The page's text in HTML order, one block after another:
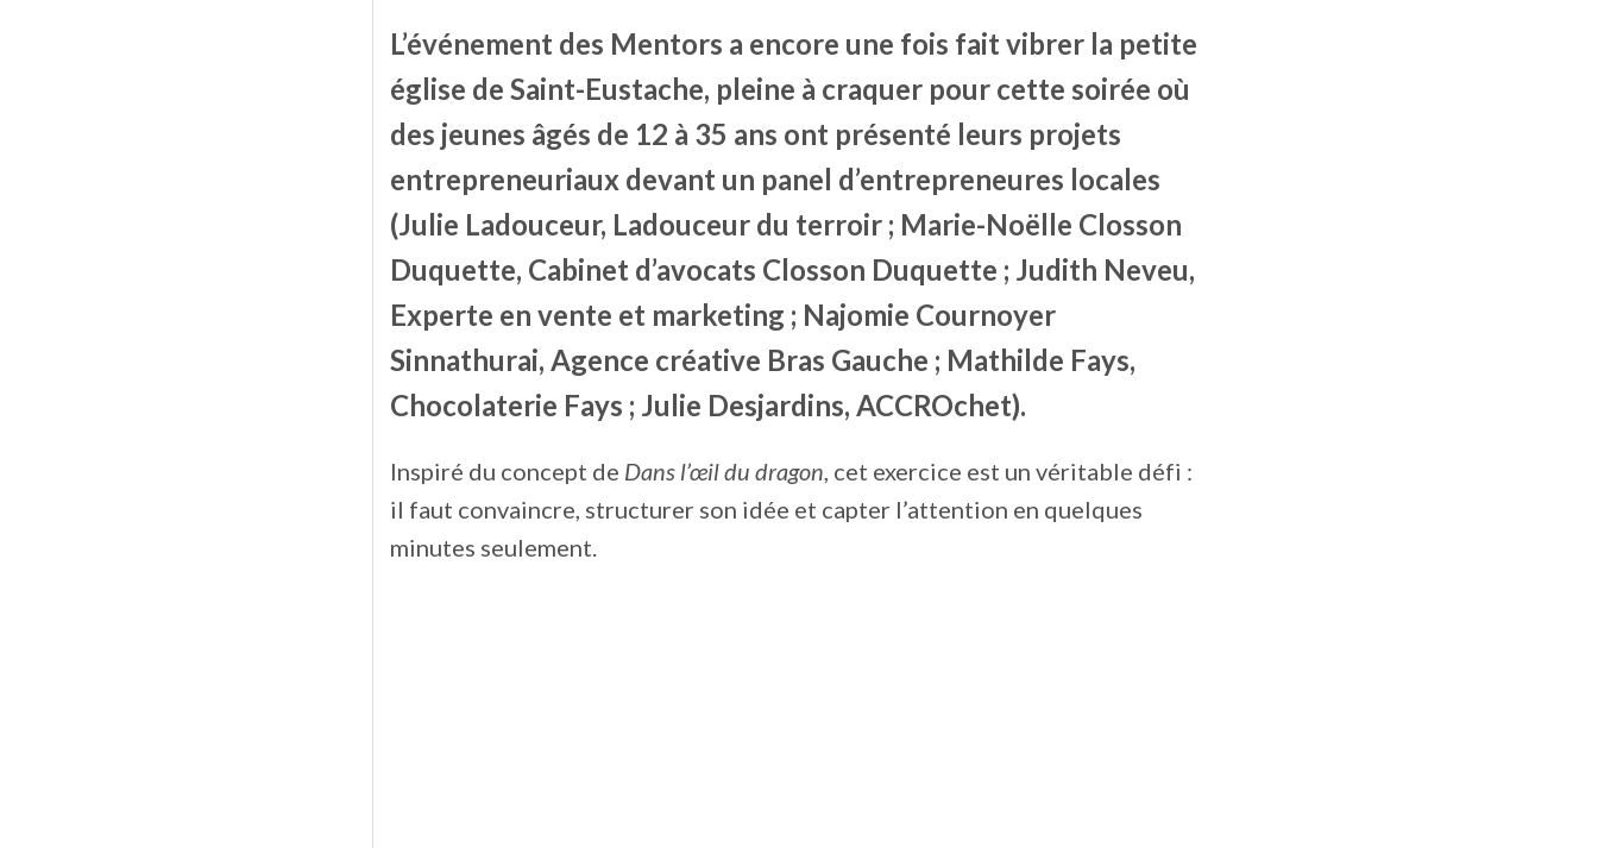
L’événement des Mentors a encore une fois fait vibrer la petite
église de Saint-Eustache, pleine à craquer pour cette soirée où
des jeunes âgés de 12 à 35 ans ont présenté leurs projets
entrepreneuriaux devant un panel d’entrepreneures locales
(Julie Ladouceur, Ladouceur du terroir ; Marie-Noëlle Closson
Duquette, Cabinet d’avocats Closson Duquette ; Judith Neveu,
Experte en vente et marketing ; Najomie Cournoyer
Sinnathurai, Agence créative Bras Gauche ; Mathilde Fays,
Chocolaterie Fays ; Julie Desjardins, ACCROchet).
Inspiré du concept de Dans l’œil du dragon, cet exercice est un véritable défi :
il faut convaincre, structurer son idée et capter l’attention en quelques
minutes seulement.